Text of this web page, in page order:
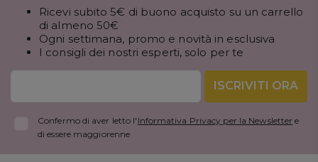
Ricevi subito 5€ di buono acquisto su un carrello
di almeno 50€
Ogni settimana, promo e novità in esclusiva
I consigli dei nostri esperti, solo per te
ISCRIVITI ORA
Confermo di aver letto l' Informativa Privacy per la Newsletter e
di essere maggiorenne